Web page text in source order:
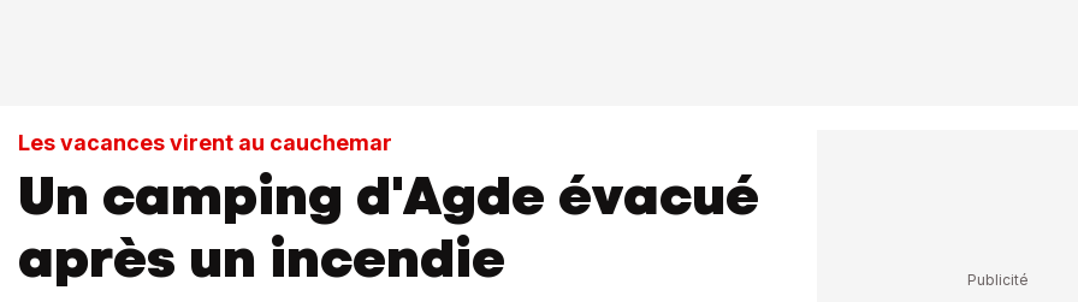
Les vacances virent au cauchemar
Un camping d'Agde évacué
après un incendie